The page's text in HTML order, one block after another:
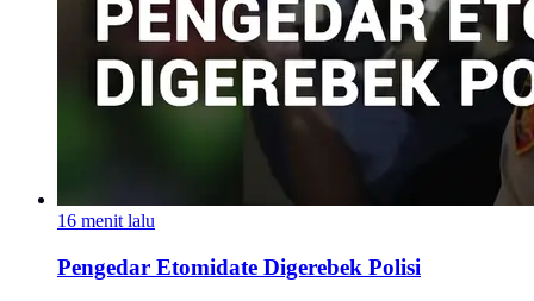
16 menit lalu
Pengedar Etomidate Digerebek Polisi